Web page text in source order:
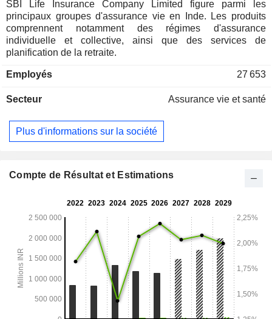
SBI Life Insurance Company Limited figure parmi les
principaux groupes d'assurance vie en Inde. Les produits
comprennent notamment des régimes d'assurance
individuelle et collective, ainsi que des services de
planification de la retraite.
Employés 27 653
Secteur Assurance vie et santé
Plus d'informations sur la société
Compte de Résultat et Estimations